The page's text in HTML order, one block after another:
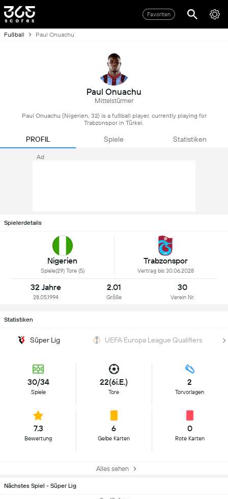
Favoriten
Fußball Paul Onuachu
Paul Onuachu
Mittelstürmer
Paul Onuachu (Nigerien, 32) is a fußball player, currently playing for
Trabzonspor in Türkei.
PROFIL Spiele Statistiken
Ad
Spielerdetails
Nigerien
Spiele(29) Tore (5)
Trabzonspor
Vertrag bis 30.06.2028
32 Jahre
28.05.1994
2.01
Größe
30
Verein Nr.
Statistiken
Süper Lig UEFA Europa League Qualifiers
30/34
Spiele
22(6i.E.)
Tore
2
Torvorlagen
7.3
Bewertung
6
Gelbe Karten
0
Rote Karten
Alles sehen
Nächstes Spiel - Süper Lig